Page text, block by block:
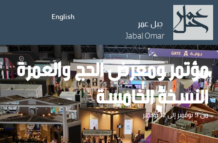
جبل عمر
Jabal Omar
English
مؤتمر ومعرض الحج والعمرة
النسخة الخامسة
من 9 نوفمبر إلى 12 نوفمبر